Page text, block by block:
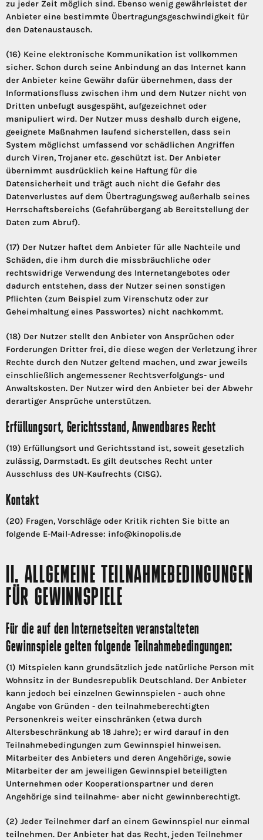
zu jeder Zeit möglich sind. Ebenso wenig gewährleistet der
Anbieter eine bestimmte Übertragungsgeschwindigkeit für
den Datenaustausch.
(16) Keine elektronische Kommunikation ist vollkommen
sicher. Schon durch seine Anbindung an das Internet kann
der Anbieter keine Gewähr dafür übernehmen, dass der
Informationsfluss zwischen ihm und dem Nutzer nicht von
Dritten unbefugt ausgespäht, aufgezeichnet oder
manipuliert wird. Der Nutzer muss deshalb durch eigene,
geeignete Maßnahmen laufend sicherstellen, dass sein
System möglichst umfassend vor schädlichen Angriffen
durch Viren, Trojaner etc. geschützt ist. Der Anbieter
übernimmt ausdrücklich keine Haftung für die
Datensicherheit und trägt auch nicht die Gefahr des
Datenverlustes auf dem Übertragungsweg außerhalb seines
Herrschaftsbereichs (Gefahrübergang ab Bereitstellung der
Daten zum Abruf).
(17) Der Nutzer haftet dem Anbieter für alle Nachteile und
Schäden, die ihm durch die missbräuchliche oder
rechtswidrige Verwendung des Internetangebotes oder
dadurch entstehen, dass der Nutzer seinen sonstigen
Pflichten (zum Beispiel zum Virenschutz oder zur
Geheimhaltung eines Passwortes) nicht nachkommt.
(18) Der Nutzer stellt den Anbieter von Ansprüchen oder
Forderungen Dritter frei, die diese wegen der Verletzung ihrer
Rechte durch den Nutzer geltend machen, und zwar jeweils
einschließlich angemessener Rechtsverfolgungs- und
Anwaltskosten. Der Nutzer wird den Anbieter bei der Abwehr
derartiger Ansprüche unterstützen.
Erfüllungsort, Gerichtsstand, Anwendbares Recht
(19) Erfüllungsort und Gerichtsstand ist, soweit gesetzlich
zulässig, Darmstadt. Es gilt deutsches Recht unter
Ausschluss des UN-Kaufrechts (CISG).
Kontakt
(20) Fragen, Vorschläge oder Kritik richten Sie bitte an
folgende E-Mail-Adresse: info@kinopolis.de
II. ALLGEMEINE TEILNAHMEBEDINGUNGEN
FÜR GEWINNSPIELE
Für die auf den Internetseiten veranstalteten
Gewinnspiele gelten folgende Teilnahmebedingungen:
(1) Mitspielen kann grundsätzlich jede natürliche Person mit
Wohnsitz in der Bundesrepublik Deutschland. Der Anbieter
kann jedoch bei einzelnen Gewinnspielen - auch ohne
Angabe von Gründen - den teilnahmeberechtigten
Personenkreis weiter einschränken (etwa durch
Altersbeschränkung ab 18 Jahre); er wird darauf in den
Teilnahmebedingungen zum Gewinnspiel hinweisen.
Mitarbeiter des Anbieters und deren Angehörige, sowie
Mitarbeiter der am jeweiligen Gewinnspiel beteiligten
Unternehmen oder Kooperationspartner und deren
Angehörige sind teilnahme- aber nicht gewinnberechtigt.
(2) Jeder Teilnehmer darf an einem Gewinnspiel nur einmal
teilnehmen. Der Anbieter hat das Recht, jeden Teilnehmer